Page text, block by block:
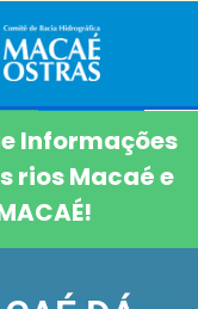
Informações
rios Macaé e